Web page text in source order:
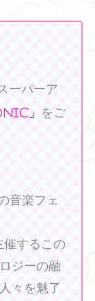
ーパーア
」
をご
音楽フェ
催するこの
ジーの融
々を魅了